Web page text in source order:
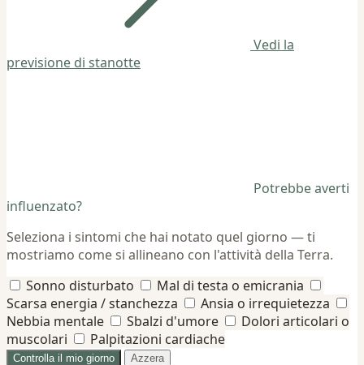
Vedi la
previsione di stanotte
Potrebbe averti
influenzato?
Seleziona i sintomi che hai notato quel giorno — ti
mostriamo come si allineano con l'attività della Terra.
Sonno disturbato
Mal di testa o emicrania
Scarsa energia / stanchezza
Ansia o irrequietezza
Nebbia mentale
Sbalzi d'umore
Dolori articolari o
muscolari
Palpitazioni cardiache
Controlla il mio giorno Azzera